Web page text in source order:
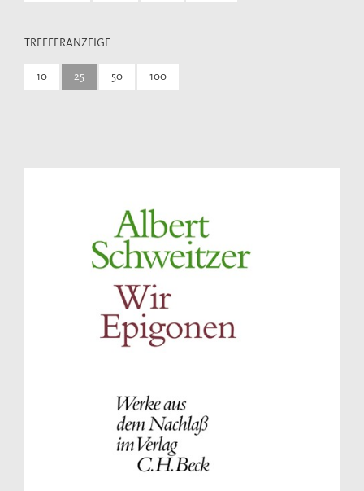
TREFFERANZEIGE
10 25 50 100